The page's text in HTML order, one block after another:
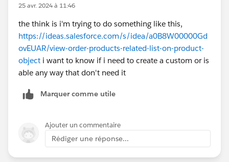
25 avr. 2024 à 11:46
the think is i'm trying to do something like this,
https://ideas.salesforce.com/s/idea/a0B8W00000Gd
ovEUAR/view-order-products-related-list-on-product-
object i want to know if i need to create a custom or is
able any way that don't need it
Marquer comme utile
Ajouter un commentaire
Rédiger une réponse...